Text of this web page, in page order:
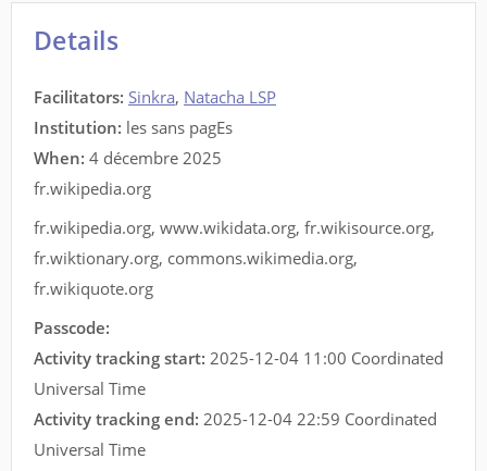
Details
Facilitators: Sinkra, Natacha LSP
Institution: les sans pagEs
When: 4 décembre 2025
fr.wikipedia.org
fr.wikipedia.org, www.wikidata.org, fr.wikisource.org,
fr.wiktionary.org, commons.wikimedia.org,
fr.wikiquote.org
Passcode:
Activity tracking start: 2025-12-04 11:00 Coordinated
Universal Time
Activity tracking end: 2025-12-04 22:59 Coordinated
Universal Time